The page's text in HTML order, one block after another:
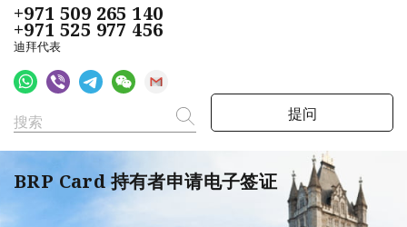
+971 509 265 140
+971 525 977 456
迪拜代表
提问
BRP Card 持有者申请电子签证